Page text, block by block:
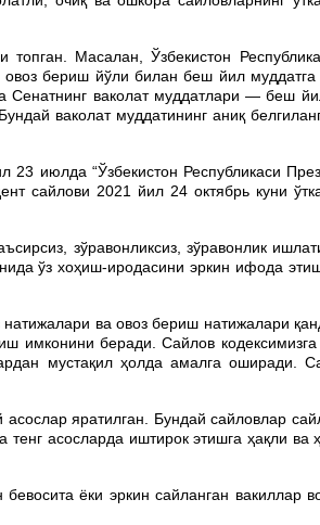
Масалан, Ўзбекистон
бериш йўли билан беш йил
Сенатнинг ваколат муддатлари — беш
ваколат муддатининг аниқ
июлда “Ўзбекистон Республикаси
сайлови 2021 йил 24 октябрь куни
зўравонликсиз, зўравонлик
ўз хоҳиш-иродасини эркин ифода
ва овоз бериш натижалари
имконини беради. Сайлов
мустақил ҳолда амалга оширади.
яратилган. Бундай сайловлар
асосларда иштирок этишга ҳақли
ёки эркин сайланган